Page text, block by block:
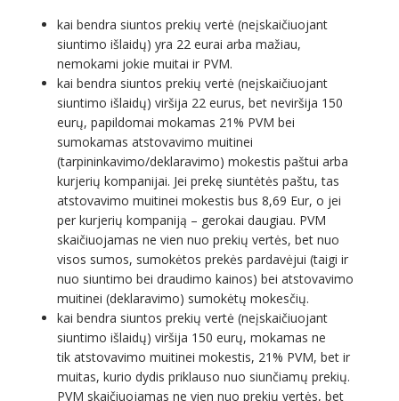
kai bendra siuntos prekių vertė (neįskaičiuojant
siuntimo išlaidų) yra 22 eurai arba mažiau,
nemokami jokie muitai ir PVM.
kai bendra siuntos prekių vertė (neįskaičiuojant
siuntimo išlaidų) viršija 22 eurus, bet neviršija 150
eurų, papildomai mokamas 21% PVM bei
sumokamas atstovavimo muitinei
(tarpininkavimo/deklaravimo) mokestis paštui arba
kurjerių kompanijai. Jei prekę siuntėtės paštu, tas
atstovavimo muitinei mokestis bus 8,69 Eur, o jei
per kurjerių kompaniją – gerokai daugiau. PVM
skaičiuojamas ne vien nuo prekių vertės, bet nuo
visos sumos, sumokėtos prekės pardavėjui (taigi ir
nuo siuntimo bei draudimo kainos) bei atstovavimo
muitinei (deklaravimo) sumokėtų mokesčių.
kai bendra siuntos prekių vertė (neįskaičiuojant
siuntimo išlaidų) viršija 150 eurų, mokamas ne
tik atstovavimo muitinei mokestis, 21% PVM, bet ir
muitas, kurio dydis priklauso nuo siunčiamų prekių.
PVM skaičiuojamas ne vien nuo prekių vertės, bet